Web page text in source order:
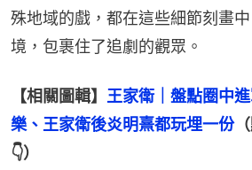
殊地域的戲，都在這些細節刻畫
境，包裹住了追劇的觀眾。
【相關圖輯】 王家衛｜盤點圈中
樂、王家衛後炎明熹都玩埋一份
👇）